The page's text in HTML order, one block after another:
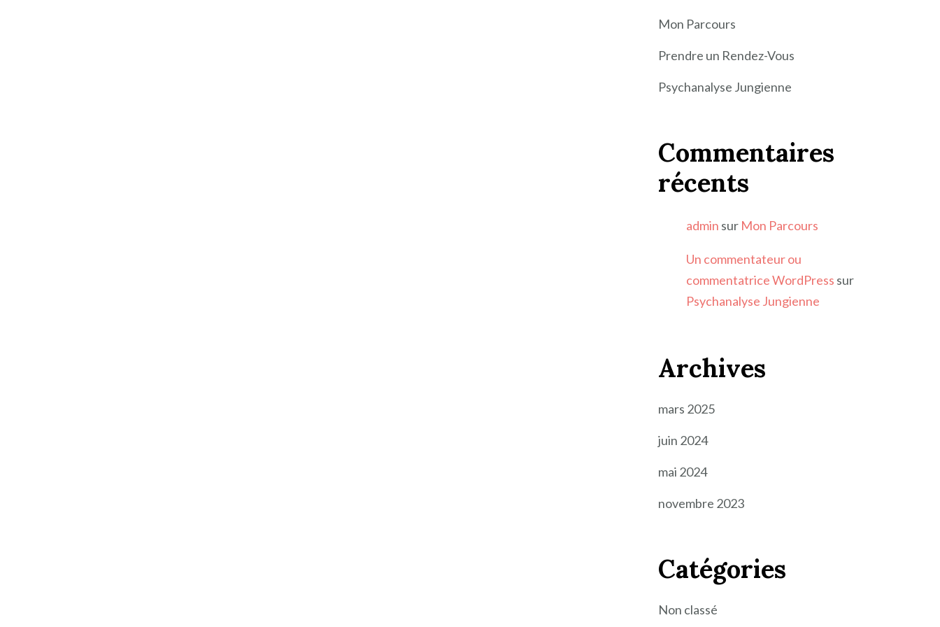
Mon Parcours
Prendre un Rendez-Vous
Psychanalyse Jungienne
Commentaires
récents
admin sur Mon Parcours
Un commentateur ou
commentatrice WordPress sur
Psychanalyse Jungienne
Archives
mars 2025
juin 2024
mai 2024
novembre 2023
Catégories
Non classé